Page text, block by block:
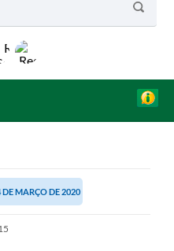
DE MARÇO DE 2020